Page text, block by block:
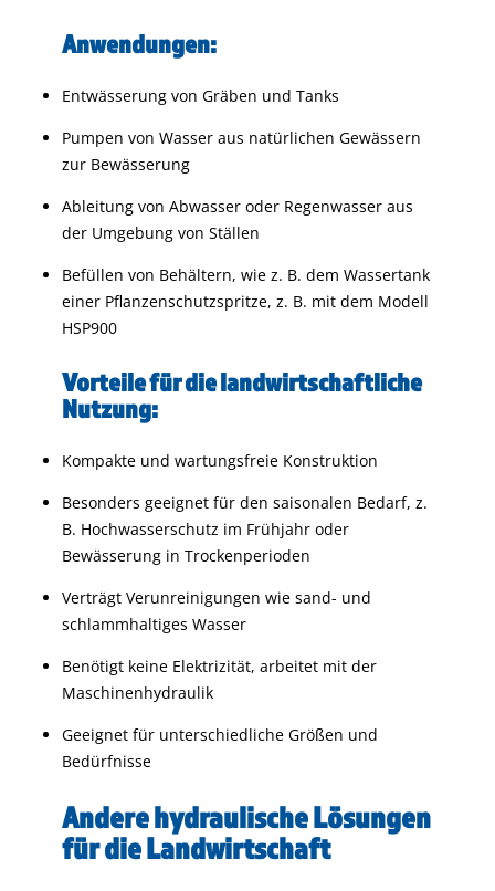
Anwendungen:
Entwässerung von Gräben und Tanks
Pumpen von Wasser aus natürlichen Gewässern
zur Bewässerung
Ableitung von Abwasser oder Regenwasser aus
der Umgebung von Ställen
Befüllen von Behältern, wie z. B. dem Wassertank
einer Pflanzenschutzspritze, z. B. mit dem Modell
HSP900
Vorteile für die landwirtschaftliche
Nutzung:
Kompakte und wartungsfreie Konstruktion
Besonders geeignet für den saisonalen Bedarf, z.
B. Hochwasserschutz im Frühjahr oder
Bewässerung in Trockenperioden
Verträgt Verunreinigungen wie sand- und
schlammhaltiges Wasser
Benötigt keine Elektrizität, arbeitet mit der
Maschinenhydraulik
Geeignet für unterschiedliche Größen und
Bedürfnisse
Andere hydraulische Lösungen
für die Landwirtschaft